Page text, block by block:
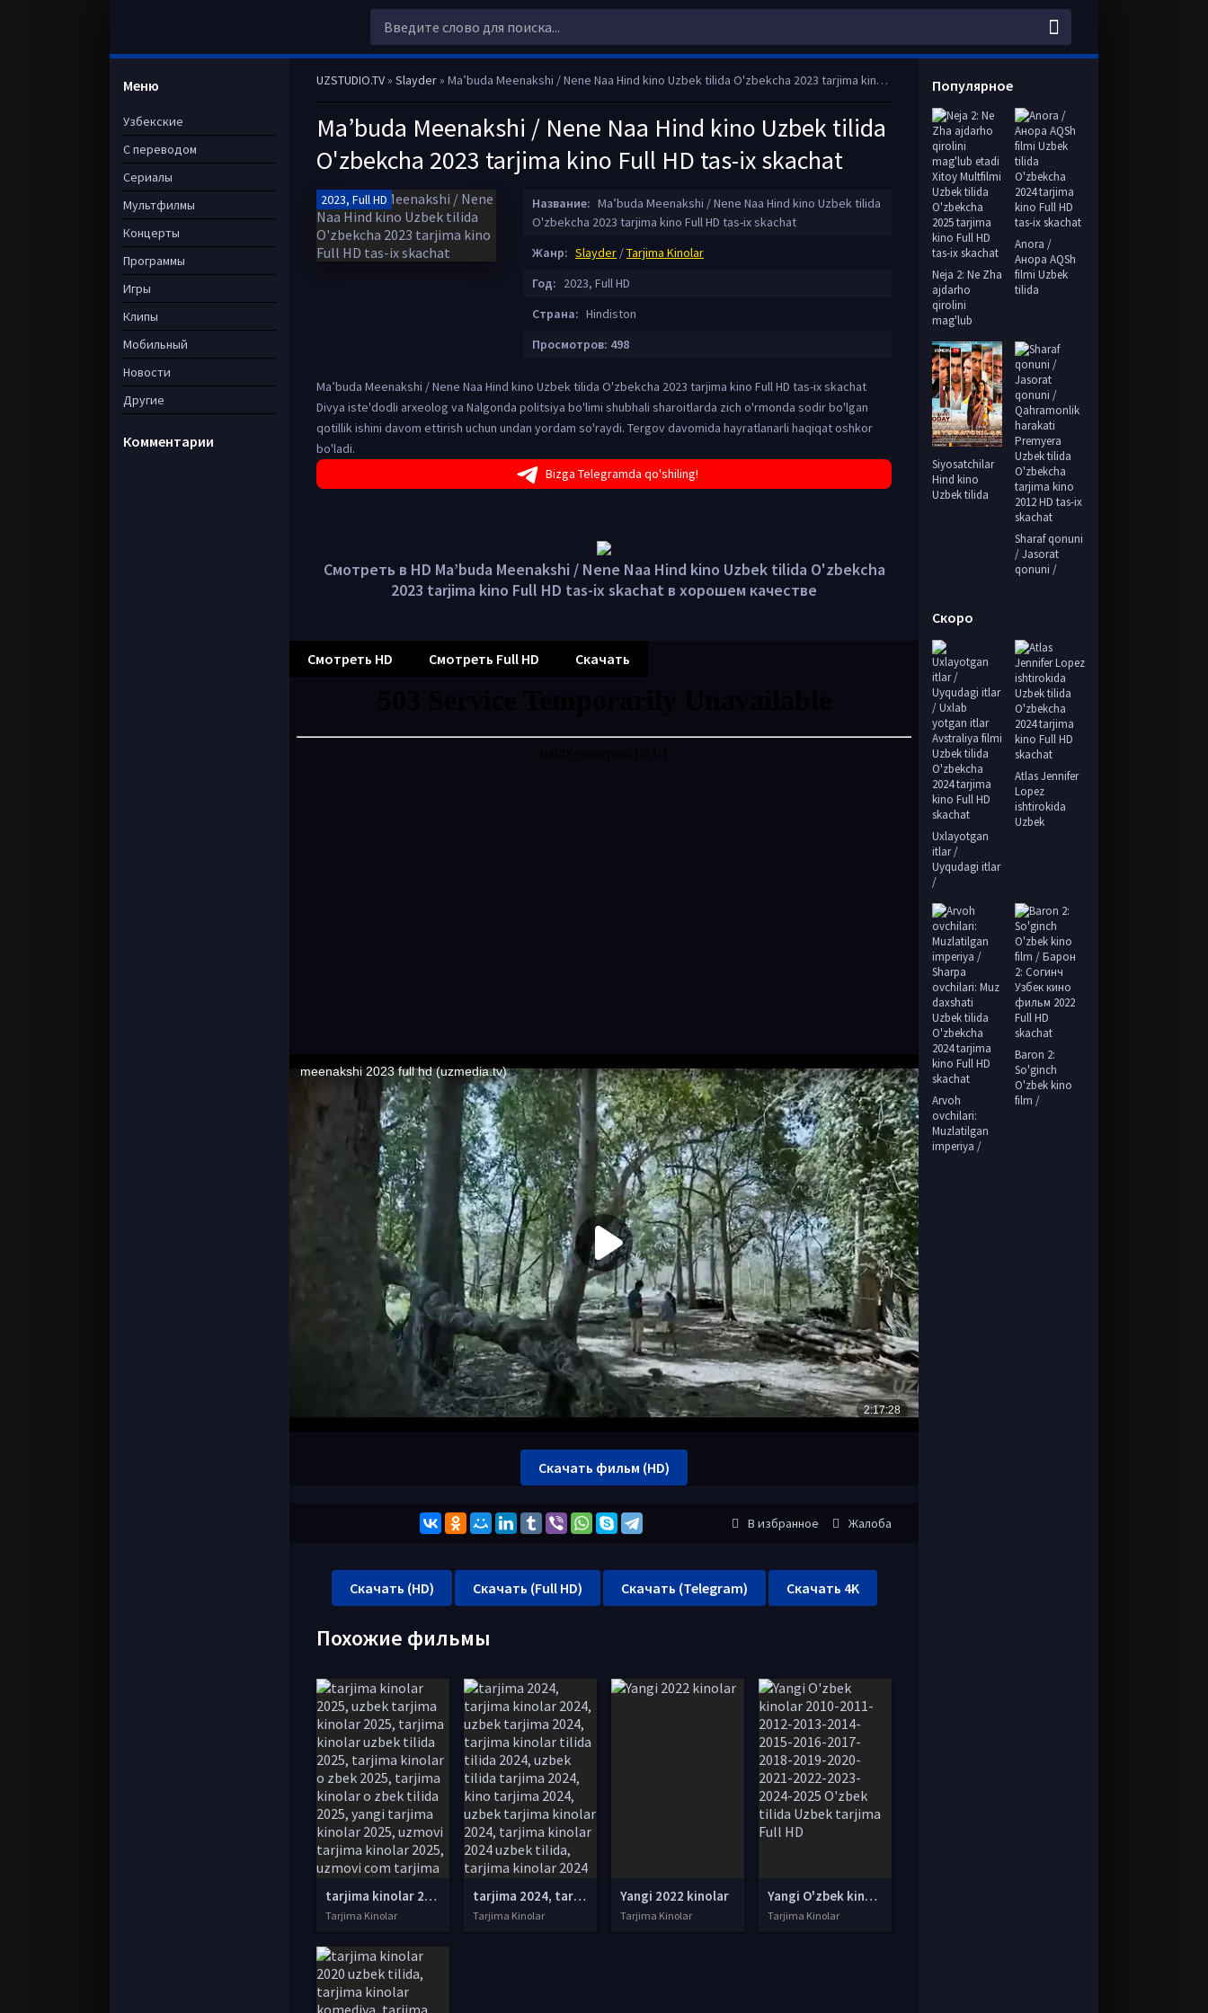
UZSTUDIO.TV» Slayder» Ma’buda Meenakshi / Nene Naa Hind kino Uzbek tilida O'zbekcha 2023 tarjima kino Full HD tas-ix skachat
Ma’buda Meenakshi / Nene Naa Hind kino Uzbek tilida
O'zbekcha 2023 tarjima kino Full HD tas-ix skachat
2023, Full HD Название: Ma’buda Meenakshi / Nene Naa Hind kino Uzbek tilida
O'zbekcha 2023 tarjima kino Full HD tas-ix skachat
Жанр: Slayder /Tarjima Kinolar
Год: 2023, Full HD
Страна: Hindiston
Просмотров: 498
Ma’buda Meenakshi / Nene Naa Hind kino Uzbek tilida O'zbekcha 2023 tarjima kino Full HD tas-ix skachat
Divya iste'dodli arxeolog va Nalgonda politsiya bo'limi shubhali sharoitlarda zich o'rmonda sodir bo'lgan
qotillik ishini davom ettirish uchun undan yordam so'raydi. Tergov davomida hayratlanarli haqiqat oshkor
bo'ladi.
Bizga Telegramda qo'shiling!
Смотреть в HD Ma’buda Meenakshi / Nene Naa Hind kino Uzbek tilida O'zbekcha
2023 tarjima kino Full HD tas-ix skachat в хорошем качестве
Смотреть HD Смотреть Full HD Скачать
Скачать фильм (HD)
В избранное Жалоба
Скачать (HD) Скачать (Full HD) Скачать (Telegram) Скачать 4K
Похожие фильмы
tarjima kinolar 2025, uzbek tarjima kinolar 2025, tarjima kinolar uzbek tilida 2025, tarjima kinolar o zbek 2025, tarjima kinolar o zbek tilida 2025, yangi tarjima kinolar 2025, uzmovi tarjima kinolar 2025, uzmovi com tarjima kinolar 2025, uzbekcha t
Tarjima Kinolar
tarjima 2024, tarjima kinolar 2024, uzbek tarjima 2024, tarjima kinolar tilida tilida 2024, uzbek tilida tarjima 2024, kino tarjima 2024, uzbek tarjima kinolar 2024, tarjima kinolar 2024 uzbek tilida, tarjima kinolar 2024 o zbek, tarjima kinolar 2024
Tarjima Kinolar
Yangi 2022 kinolar
Tarjima Kinolar
Yangi O'zbek kinolar 2010-2011-2012-2013-2014-2015-2016-2017-2018-2019-2020-2021-2022-2023-2024-2025 O'zbek tilida Uzbek tarjima Full HD
Tarjima Kinolar
Меню
Узбекские
С переводом
Сериалы
Мультфилмы
Концерты
Программы
Игры
Клипы
Мобильный
Новости
Другие
Комментарии
Популярное
Neja 2: Ne Zha
ajdarho
qirolini
mag'lub
Anora /
Анора AQSh
filmi Uzbek
tilida
Siyosatchilar
Hind kino
Uzbek tilida
Sharaf qonuni
/ Jasorat
qonuni /
Скоро
Uxlayotgan
itlar /
Uyqudagi itlar
/
Atlas Jennifer
Lopez
ishtirokida
Uzbek
Arvoh
ovchilari:
Muzlatilgan
imperiya /
Baron 2:
So'ginch
O'zbek kino
film /